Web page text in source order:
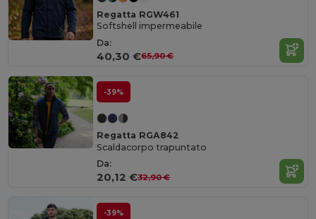
Regatta RGW461
Softshell impermeabile
Da:
40,30 €65,90 €
-39%
Regatta RGA842
Scaldacorpo trapuntato
Da:
20,12 €32,90 €
-39%